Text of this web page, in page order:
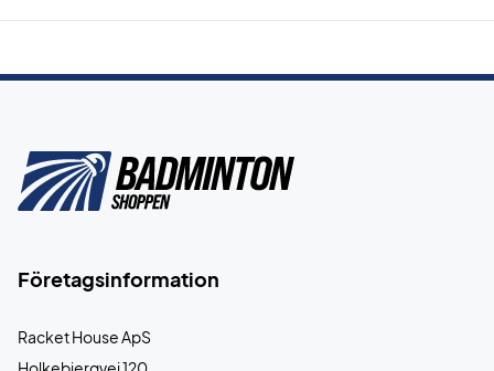
Företagsinformation
Racket House ApS